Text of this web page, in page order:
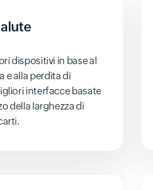
dispositivi in ​​base al
e alla perdita di
interfacce basate
della larghezza di